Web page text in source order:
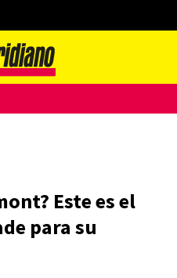
Este es el
para su